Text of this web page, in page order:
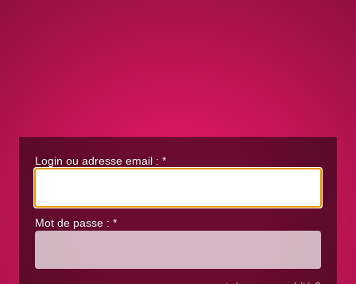
Login ou adresse email : *
Mot de passe : *